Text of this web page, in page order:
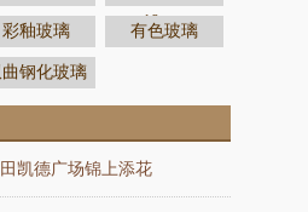
19mm
彩釉玻璃 有色玻璃
钢化玻璃
凯德广场锦上添花